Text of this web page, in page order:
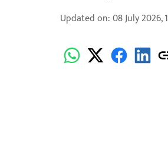
Updated on:08 July 2026,